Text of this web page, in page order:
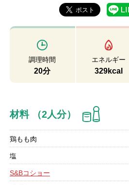
調理時間
20分
エネルギー
329kcal
材料 （2人分）
鶏もも肉
塩
S&Bコショー